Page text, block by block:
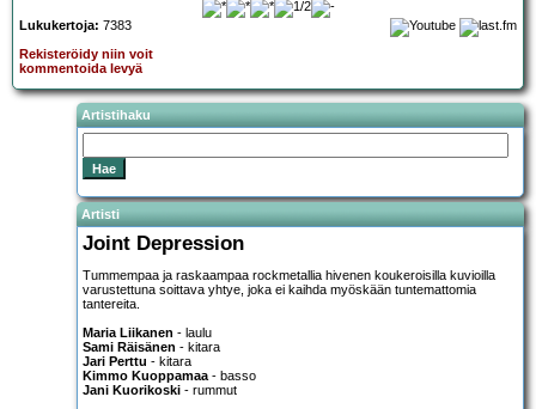
Lukukertoja: 7383
Rekisteröidy niin voit
kommentoida levyä
Artistihaku
Artisti
Joint Depression
Tummempaa ja raskaampaa rockmetallia hivenen koukeroisilla kuvioilla
varustettuna soittava yhtye, joka ei kaihda myöskään tuntemattomia
tantereita.
Maria Liikanen - laulu
Sami Räisänen - kitara
Jari Perttu - kitara
Kimmo Kuoppamaa - basso
Jani Kuorikoski - rummut